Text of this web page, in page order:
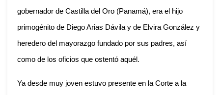
gobernador de Castilla del Oro (Panamá), era el hijo
primogénito de Diego Arias Dávila y de Elvira González y
heredero del mayorazgo fundado por sus padres, así
como de los oficios que ostentó aquél.
Ya desde muy joven estuvo presente en la Corte a la